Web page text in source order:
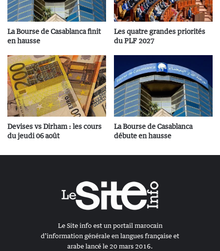
La Bourse de Casablanca finit
en hausse
Les quatre grandes priorités
du PLF 2027
Devises vs Dirham : les cours
du jeudi 06 août
La Bourse de Casablanca
débute en hausse
Le Site info est un portail marocain
d’information générale en langues française et
arabe lancé le 20 mars 2016.